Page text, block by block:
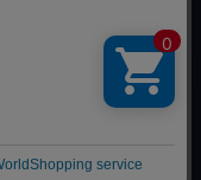
rights reserved.
、クッキーの使用に
様個人を特定できる
クッキーポリシーをご
OK